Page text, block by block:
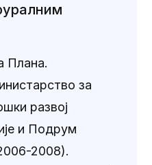
Плана.
за
развој
и Подрум
2008).